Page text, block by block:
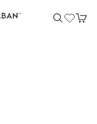
検索を開く
カー